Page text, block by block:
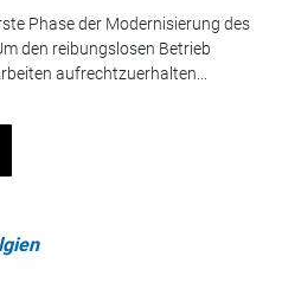
Phase der Modernisierung des
den reibungslosen Betrieb
aufrechtzuerhalten...